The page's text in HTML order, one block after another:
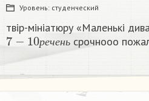
Уровень: студенческий
твір-мініатюру «Маленькі
р е ч ень
7−10речень
срочнооо